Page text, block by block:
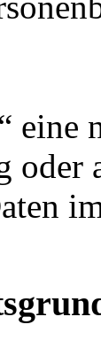
eine
oder